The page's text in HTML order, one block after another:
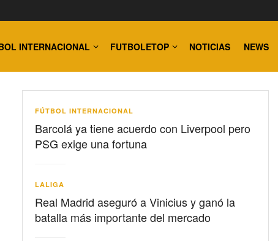
INTERNACIONAL FUTBOLETOP NOTICIAS NEWS
FÚTBOL INTERNACIONAL
Barcolá ya tiene acuerdo con Liverpool pero
PSG exige una fortuna
LALIGA
Real Madrid aseguró a Vinicius y ganó la
batalla más importante del mercado